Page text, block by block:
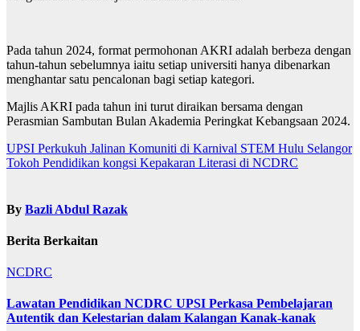
Pada tahun 2024, format permohonan AKRI adalah berbeza dengan
tahun-tahun sebelumnya iaitu setiap universiti hanya dibenarkan
menghantar satu pencalonan bagi setiap kategori.
Majlis AKRI pada tahun ini turut diraikan bersama dengan
Perasmian Sambutan Bulan Akademia Peringkat Kebangsaan 2024.
Navigasi
kiriman
UPSI Perkukuh Jalinan Komuniti di Karnival STEM Hulu Selangor
Tokoh Pendidikan kongsi Kepakaran Literasi di NCDRC
By Bazli Abdul Razak
Berita Berkaitan
NCDRC
Lawatan Pendidikan NCDRC UPSI Perkasa Pembelajaran
Autentik dan Kelestarian dalam Kalangan Kanak-kanak